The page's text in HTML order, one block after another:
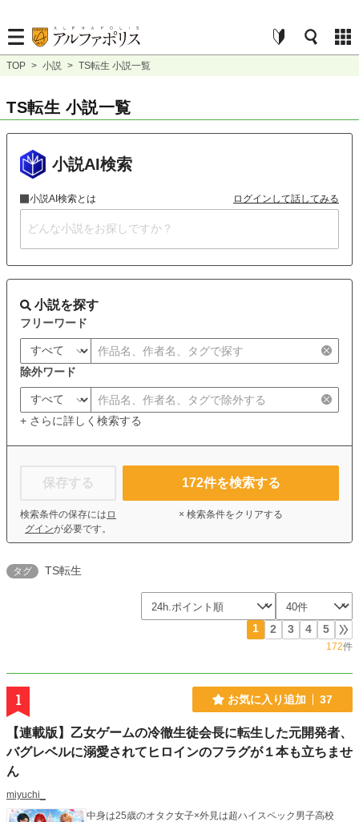
TOP > 小説 > TS転生 小説一覧
TS転生 小説一覧
小説AI検索
小説AI検索とは ログインして話してみる
小説を探す
フリーワード
除外ワード
+ さらに詳しく検索する
保存する
検索条件の保存には ロ
グインが必要です。
172件を検索する
× 検索条件をクリアする
タグ TS転生
1 2 3 4 5
172件
1 お気に入り追加 37
【連載版】乙女ゲームの冷徹生徒会長に転生した元開発者、
バグレベルに溺愛されてヒロインのフラグが１本も立ちませ
ん
miyuchi_
中身は25歳のオタク女子×外見は超ハイスペック男子高校